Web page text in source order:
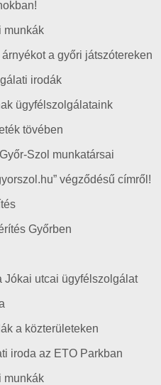
munkák
a győri játszótereken
irodák
ügyfélszolgálataink
tövében
Szol munkatársai
végződésű címről!
Győrben
Jókai utcai ügyfélszolgálat
a közterületeken
iroda az ETO Parkban
munkák